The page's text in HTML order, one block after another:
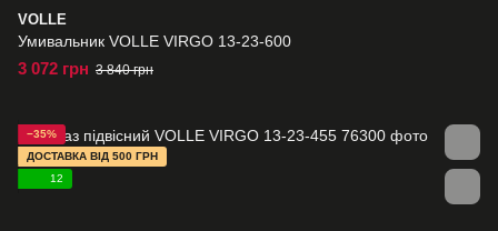
VOLLE
Умивальник VOLLE VIRGO 13-23-600
3 072 грн 3 840 грн
−35%
ДОСТАВКА ВІД 500 ГРН
12